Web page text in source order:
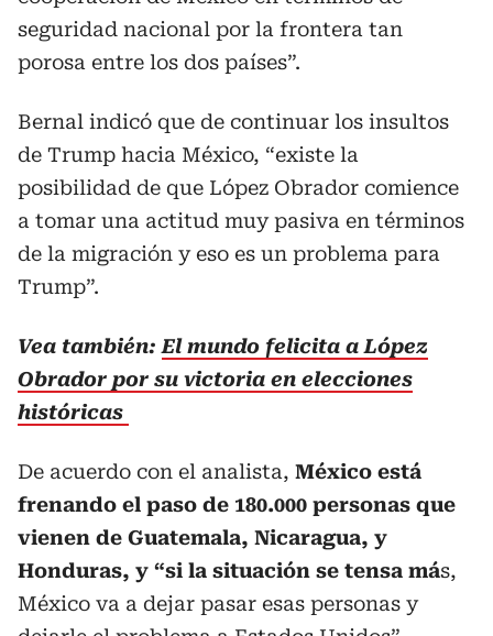
seguridad nacional por la frontera tan
porosa entre los dos países”.
Bernal indicó que de continuar los insultos
de Trump hacia México, “existe la
posibilidad de que López Obrador comience
a tomar una actitud muy pasiva en términos
de la migración y eso es un problema para
Trump”.
Vea también:El mundo felicita a López
Obrador por su victoria en elecciones
históricas
De acuerdo con el analista, México está
frenando el paso de 180.000 personas que
vienen de Guatemala, Nicaragua, y
Honduras, y “si la situación se tensa más,
México va a dejar pasar esas personas y